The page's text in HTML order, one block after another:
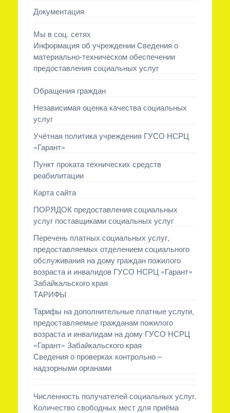
Документация
Мы в соц. сетях
Информация об учреждении Сведения о
материально-техническом обеспечении
предоставления социальных услуг
Обращения граждан
Независимая оценка качества социальных
услуг
Учётная политика учреждения ГУСО НСРЦ
«Гарант»
Пункт проката технических средств
реабилитации
Карта сайта
ПОРЯДОК предоставления социальных
услуг поставщиками социальных услуг
Перечень платных социальных услуг,
предоставляемых отделением социального
обслуживания на дому граждан пожилого
возраста и инвалидов ГУСО НСРЦ «Гарант»
Забайкальского края
ТАРИФЫ
Тарифы на дополнительные платные услуги,
предоставляемые гражданам пожилого
возраста и инвалидам на дому ГУСО НСРЦ
«Гарант» Забайкальского края
Сведения о проверках контрольно –
надзорными органами
Численность получателей социальных услуг.
Количество свободных мест для приёма